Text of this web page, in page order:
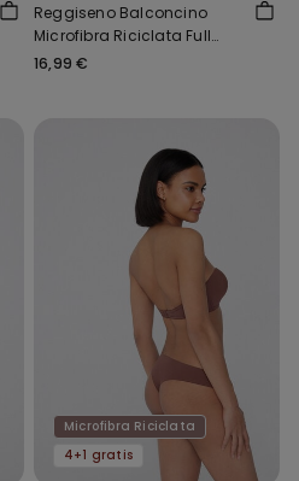
Reggiseno Balconcino
Microfibra Riciclata Full
Coverage Prague
16,99 €
Microfibra Riciclata
4+1 gratis